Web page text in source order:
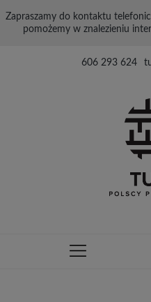
Zapraszamy do kontaktu
pomożemy w znalezieniu
606 293 624